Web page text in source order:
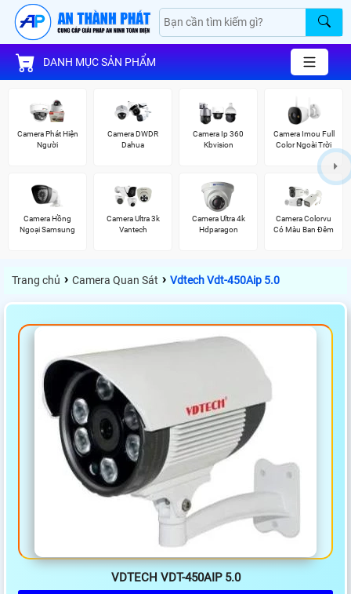
DANH MỤC SẢN PHẨM
Camera Phát Hiện
Người
Camera DWDR
Dahua
Camera Ip 360
Kbvision
Camera Imou Full
Color Ngoài Trời
Camera Hồng
Ngoại Samsung
Camera Ultra 3k
Vantech
Camera Ultra 4k
Hdparagon
Camera Colorvu
Có Màu Ban Đêm
Trang chủ › Camera Quan Sát › Vdtech Vdt-450Aip 5.0
VDTECH VDT-450AIP 5.0